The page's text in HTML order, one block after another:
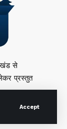
Accept
से
प्रस्तुत